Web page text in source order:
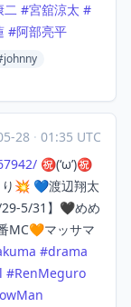
二 #宮舘涼太 #
#阿部亮平
28 · 01:35 UTC
㊗️(‘ω’)㊗️
💥 💙渡辺翔太
5/31】🖤めめ
MC🧡マッサマ
#drama
#RenMeguro